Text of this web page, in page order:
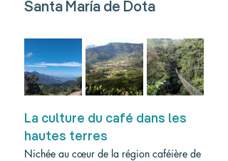
Santa María de Dota
La culture du café dans les
hautes terres
Nichée au cœur de la région caféière de